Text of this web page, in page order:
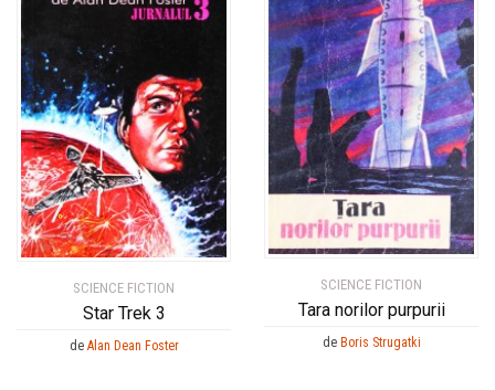
SCIENCE FICTION
Star Trek 3
de Alan Dean Foster
SCIENCE FICTION
Tara norilor purpurii
de Boris Strugatki